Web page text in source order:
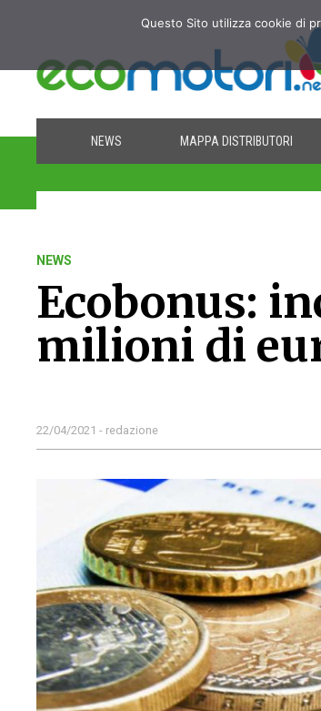
NEWS MAPPA DISTRIBUTORI
NEWS
Ecobonus:
milioni di
22/04/2021 - redazione
Questo Sito utilizza cookie di